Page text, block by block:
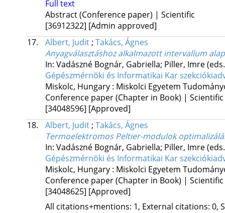
Full text
Abstract (Conference paper) | Scientific
[36912322] [Admin approved]
17.
Albert, Judit; Takács, Ágnes
Anyagválasztáshoz alkalmazott intervallum
In: Vadászné Bognár, Gabriella; Piller, Imre
Gépészmérnöki és Informatikai Kar
Miskolc, Hungary : Miskolci Egyetem
Conference paper (Chapter in Book) | Scientific
[34048596] [Approved]
18.
Albert, Judit; Takács, Ágnes
Termoelektromos Peltier-modulok
In: Vadászné Bognár, Gabriella; Piller, Imre
Gépészmérnöki és Informatikai Kar
Miskolc, Hungary : Miskolci Egyetem
Conference paper (Chapter in Book) | Scientific
[34048625] [Approved]
All citations+mentions: 1, External citations: 0,